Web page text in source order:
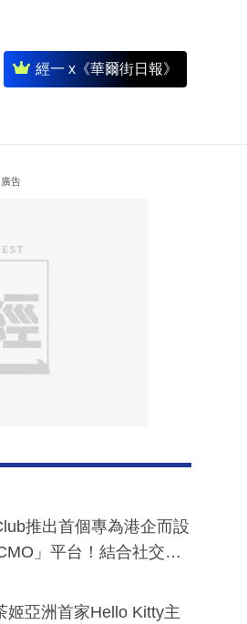
經一 x《華爾街日報》
廣告
推出首個專為港企而設
」平台！結合社交聆
成「貼地」宣傳短片
姬亞洲首家Hello Kitty主